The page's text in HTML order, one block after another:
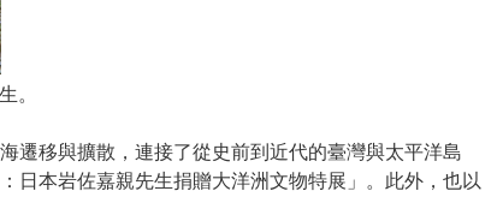
。
遷移與擴散，連接了從史前到近代的臺灣與太平洋島
日本岩佐嘉親先生捐贈大洋洲文物特展」。此外，也以